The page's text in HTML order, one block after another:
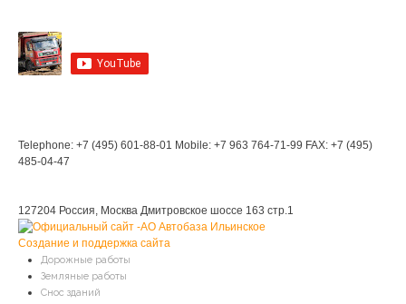
Telephone: +7 (495) 601-88-01 Mobile: +7 963 764-71-99 FAX: +7 (495)
485-04-47
127204 Россия, Москва Дмитровское шоссе 163 стр.1
Создание и поддержка сайта
Дорожные работы
Земляные работы
Снос зданий